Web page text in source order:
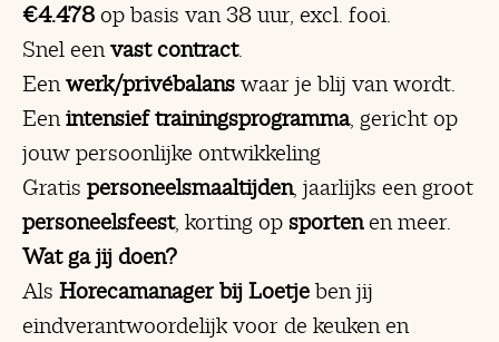
€4.478 op basis van 38 uur, excl. fooi.
Snel eenvast contract.
Eenwerk/privébalans waar je blij van wordt.
Eenintensief trainingsprogramma, gericht op
jouw persoonlijke ontwikkeling
Gratis personeelsmaaltijden, jaarlijks een groot
personeelsfeest, korting op sportenen meer.
Wat ga jij doen?
Als Horecamanager bij Loetje ben jij
eindverantwoordelijk voor de keuken en